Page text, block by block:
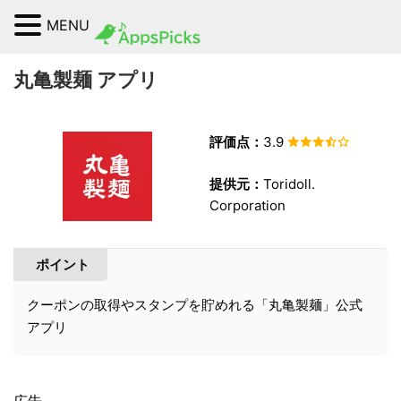
丸亀製麺 アプリ
評価点： 3.9
提供元： Toridoll.
Corporation
ポイント
クーポンの取得やスタンプを貯めれる「丸亀製麺」公式
アプリ
MENU